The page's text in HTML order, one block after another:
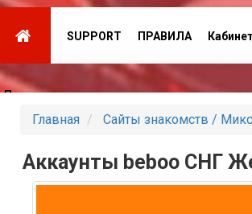
SUPPORT ПРАВИЛА
Партнеры
Главная Сайты знакомств / Микс
Аккаунты beboo СНГ